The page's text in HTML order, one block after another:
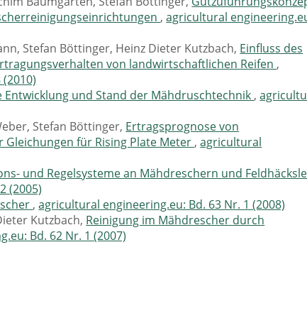
,agricultural
Stefan Böttinger, Heinz Dieter Kutzbach, Einfluss des
von landwirtschaftlichen Reifen ,
Entwicklung und Stand der Mähdruschtechnik ,
Stefan Böttinger, Ertragsprognose von
für Rising Plate Meter ,agricultural
und Regelsysteme an Mähdreschern und
(2005)
,agricultural engineering.eu: Bd. 63 Nr. 1 (2008)
Kutzbach, Reinigung im Mähdrescher durch
Bd. 62 Nr. 1 (2007)